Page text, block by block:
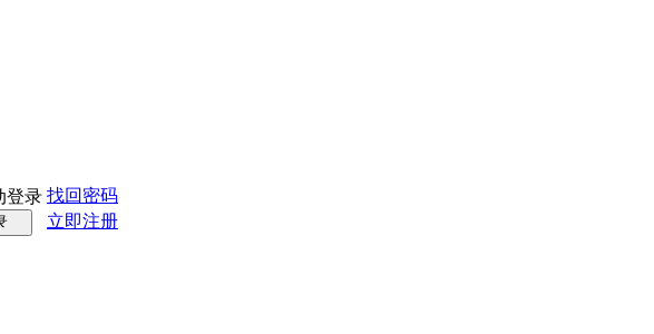
登录 找回密码
立即注册